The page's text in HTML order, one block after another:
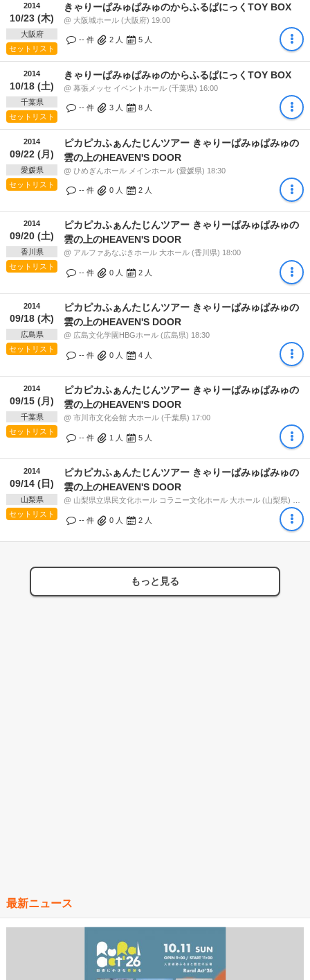
2014
10/23 (木)
大阪府
セットリスト
きゃりーぱみゅぱみゅのからふるぱにっくTOY BOX
@ 大阪城ホール (大阪府) 19:00
-- 件 2 人 5 人
2014
10/18 (土)
千葉県
セットリスト
きゃりーぱみゅぱみゅのからふるぱにっくTOY BOX
@ 幕張メッセ イベントホール (千葉県) 16:00
-- 件 3 人 8 人
2014
09/22 (月)
愛媛県
セットリスト
ピカピカふぁんたじんツアー きゃりーぱみゅぱみゅの
雲の上のHEAVEN'S DOOR
@ ひめぎんホール メインホール (愛媛県) 18:30
-- 件 0 人 2 人
2014
09/20 (土)
香川県
セットリスト
ピカピカふぁんたじんツアー きゃりーぱみゅぱみゅの
雲の上のHEAVEN'S DOOR
@ アルファあなぶきホール 大ホール (香川県) 18:00
-- 件 0 人 2 人
2014
09/18 (木)
広島県
セットリスト
ピカピカふぁんたじんツアー きゃりーぱみゅぱみゅの
雲の上のHEAVEN'S DOOR
@ 広島文化学園HBGホール (広島県) 18:30
-- 件 0 人 4 人
2014
09/15 (月)
千葉県
セットリスト
ピカピカふぁんたじんツアー きゃりーぱみゅぱみゅの
雲の上のHEAVEN'S DOOR
@ 市川市文化会館 大ホール (千葉県) 17:00
-- 件 1 人 5 人
2014
09/14 (日)
山梨県
セットリスト
ピカピカふぁんたじんツアー きゃりーぱみゅぱみゅの
雲の上のHEAVEN'S DOOR
-- 件 0 人 2 人
もっと見る
最新ニュース